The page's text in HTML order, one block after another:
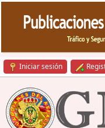
Iniciar sesión